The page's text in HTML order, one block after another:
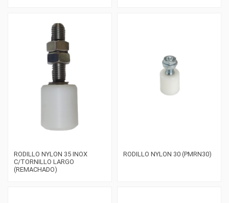
RODILLO NYLON 35 INOX
C/TORNILLO LARGO
(REMACHADO)
RODILLO NYLON 30 (PMRN30)